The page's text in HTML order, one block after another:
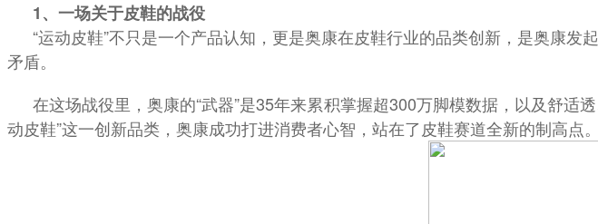
1、一场关于皮鞋的战役
“运动皮鞋”不只是一个产品认知，更是奥康在皮鞋行业的品类创新，是奥康
矛盾。
在这场战役里，奥康的“武器”是35年来累积掌握超300万脚模数据，以及舒适
动皮鞋”这一创新品类，奥康成功打进消费者心智，站在了皮鞋赛道全新的制高点。